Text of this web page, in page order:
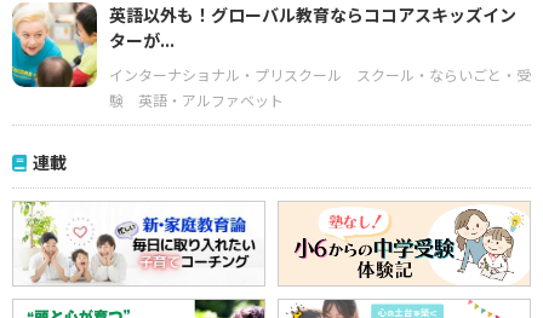
英語以外も！グローバル教育ならココアスキッズイン
ターが...
インターナショナル・プリスクール
スクール・ならいごと・受
験
英語・アルファベット
連載